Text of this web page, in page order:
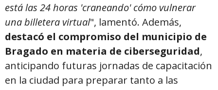
está las 24 horas 'craneando' cómo vulnerar
una billetera virtual", lamentó. Además,
destacó el compromiso del municipio de
Bragado en materia de ciberseguridad,
anticipando futuras jornadas de capacitación
en la ciudad para preparar tanto a las